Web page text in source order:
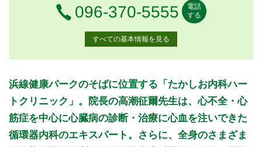
電話番号
096-370-5555
電話
する
すべての基本情報を見る
診療時間 月 月曜日
火火曜日
水 水曜日
木木曜日
金 土 土曜日
日日曜日
9:00～12:30
● ● ● ● ●
●
14:00～18:00
● ● ● ●
休診日: 水曜午後、土曜午後、日曜、祝祭日
浜線健康パークのそばに位置する「たかしお内科ハー
トクリニック」。院長の高潮征爾先生は、心不全・心
筋症を中心に心臓病の診断・治療に心血を注いできた
循環器内科のエキスパート。さらに、全身のさまざま